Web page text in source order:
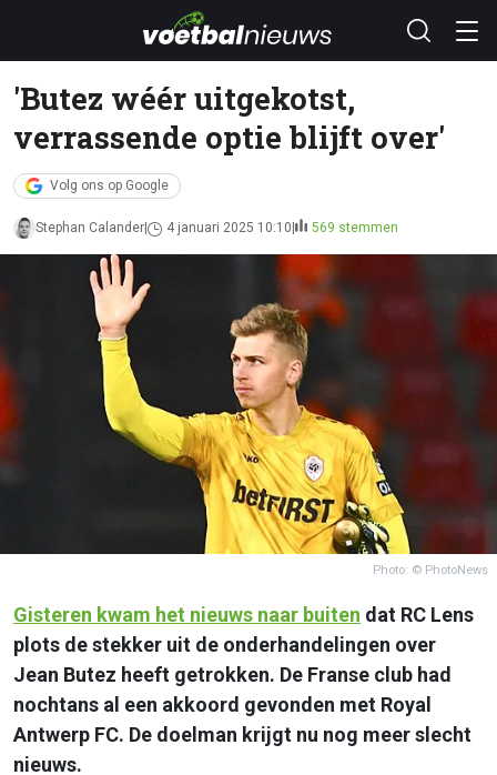
'Butez wéér uitgekotst,
verrassende optie blijft over'
Volg ons op Google
Stephan Calander 4 januari 2025 10:10 569 stemmen
Photo: © PhotoNews
Gisteren kwam het nieuws naar buiten dat RC Lens
plots de stekker uit de onderhandelingen over
Jean Butez heeft getrokken. De Franse club had
nochtans al een akkoord gevonden met Royal
Antwerp FC. De doelman krijgt nu nog meer slecht
nieuws.